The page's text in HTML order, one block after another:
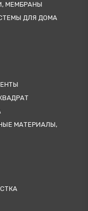
МЕМБРАНЫ
ДЛЯ ДОМА
МАТЕРИАЛЫ,